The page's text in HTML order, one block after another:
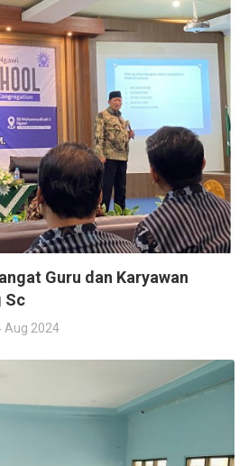
Guru dan Karyawan
Sc
Aug 2024